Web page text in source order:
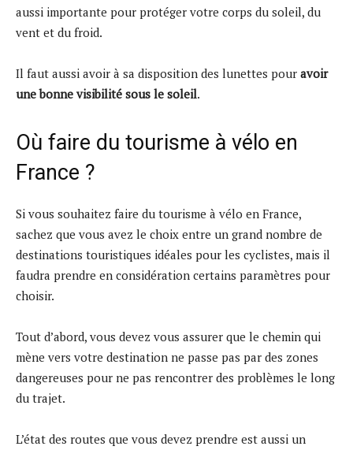
aussi importante pour protéger votre corps du soleil, du
vent et du froid.
Il faut aussi avoir à sa disposition des lunettes pour avoir
une bonne visibilité sous le soleil.
Où faire du tourisme à vélo en
France ?
Si vous souhaitez faire du tourisme à vélo en France,
sachez que vous avez le choix entre un grand nombre de
destinations touristiques idéales pour les cyclistes, mais il
faudra prendre en considération certains paramètres pour
choisir.
Tout d’abord, vous devez vous assurer que le chemin qui
mène vers votre destination ne passe pas par des zones
dangereuses pour ne pas rencontrer des problèmes le long
du trajet.
L’état des routes que vous devez prendre est aussi un